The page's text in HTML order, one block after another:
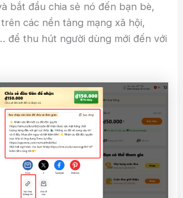
bắt đầu chia sẻ nó đến bạn bè,
các nền tảng mạng xã hội,
để thu hút người dùng mới đến với